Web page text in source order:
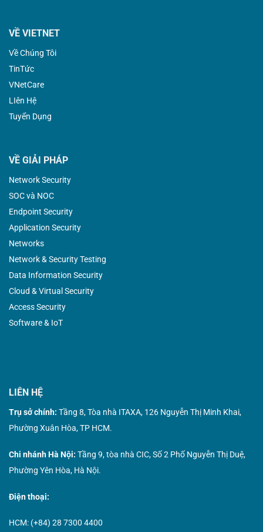
VỀ VIETNET
Về Chúng Tôi
TinTức
VNetCare
LIên Hệ
Tuyển Dụng
VỀ GIẢI PHÁP
Network Security
SOC và NOC
Endpoint Security
Application Security
Networks
Network & Security Testing
Data Information Security
Cloud & Virtual Security
Access Security
Software & IoT
LIÊN HỆ
Trụ sở chính: Tầng 8, Tòa nhà ITAXA, 126 Nguyễn Thị Minh Khai,
Phường Xuân Hòa, TP HCM.
Chi nhánh Hà Nội: Tầng 9, tòa nhà CIC, Số 2 Phố Nguyễn Thị Duệ,
Phường Yên Hòa, Hà Nội.
Điện thoại:
HCM: (+84) 28 7300 4400